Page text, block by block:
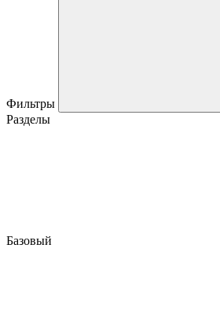
Фильтры
Разделы
Базовый